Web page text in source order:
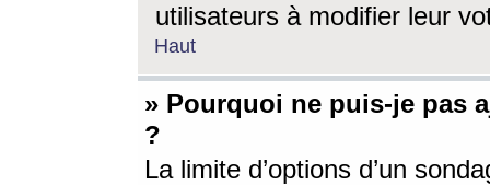
utilisateurs à modifier leur
Haut
» Pourquoi ne puis-je pas
?
La limite d’options d’un